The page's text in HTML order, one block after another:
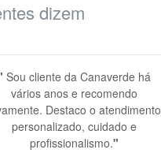
dizem
Sou cliente da Canaverde há
vários anos e recomendo
Destaco o atendimento
personalizado, cuidado e
profissionalismo."